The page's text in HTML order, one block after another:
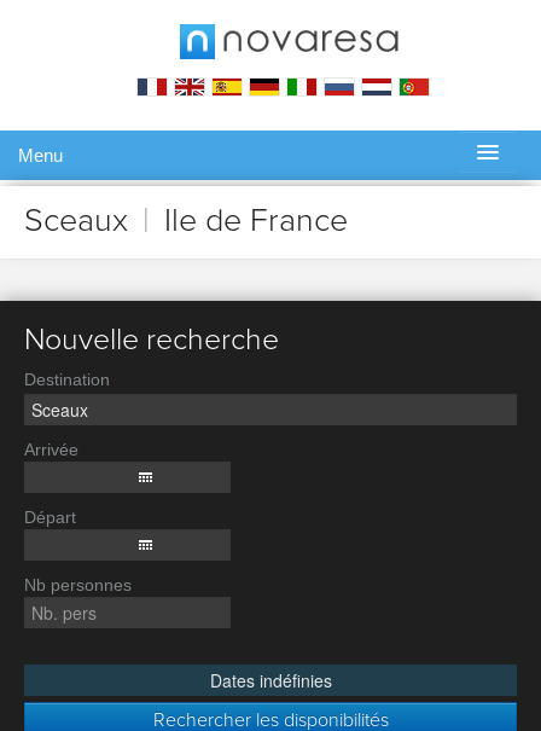
Menu
Gérer ma réservation
Sceaux Ile de France
Nouvelle recherche
Destination
Arrivée
Départ
Nb personnes
Dates indéfinies
Rechercher les disponibilités